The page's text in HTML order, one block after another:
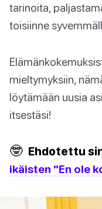
tarinoita,
toisiinne
mieltymyksiin,
löytämään uusia
itsestäsi!
🤓 Ehdotettu
ikäisten "En ole